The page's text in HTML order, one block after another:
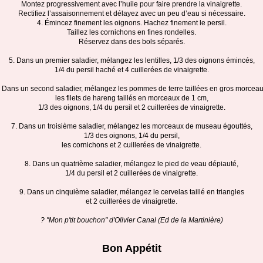
Montez progressivement avec l’huile pour faire prendre la vinaigrette.
Rectifiez l’assaisonnement et délayez avec un peu d’eau si nécessaire.
4. Émincez finement les oignons. Hachez finement le persil.
Taillez les cornichons en fines rondelles.
Réservez dans des bols séparés.
5. Dans un premier saladier, mélangez les lentilles, 1/3 des oignons émincés,
1/4 du persil haché et 4 cuillerées de vinaigrette.
Dans un second saladier, mélangez les pommes de terre taillées en gros
les filets de hareng taillés en morceaux de 1 cm,
1/3 des oignons, 1/4 du persil et 2 cuillerées de vinaigrette.
7. Dans un troisième saladier, mélangez les morceaux de museau égouttés,
1/3 des oignons, 1/4 du persil,
les cornichons et 2 cuillerées de vinaigrette.
8. Dans un quatrième saladier, mélangez le pied de veau dépiauté,
1/4 du persil et 2 cuillerées de vinaigrette.
9. Dans un cinquième saladier, mélangez le cervelas taillé en triangles
et 2 cuillerées de vinaigrette.
? "Mon p'tit bouchon" d'Olivier Canal (Ed de la Martinière)
Bon Appétit